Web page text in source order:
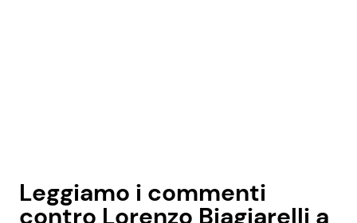
Leggiamo i commenti
contro Lorenzo Biagiarelli a